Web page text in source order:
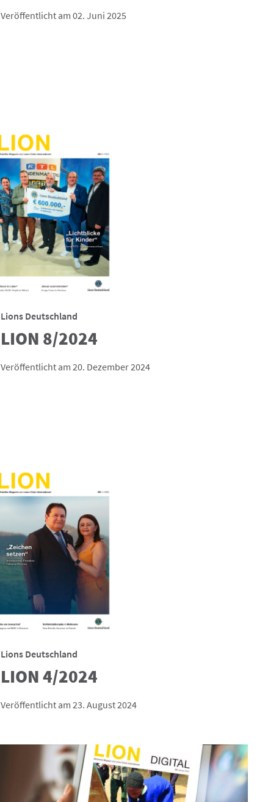
Veröffentlicht am 02. Juni 2025
Lions Deutschland
LION 8/2024
Veröffentlicht am 20. Dezember 2024
Lions Deutschland
LION 4/2024
Veröffentlicht am 23. August 2024